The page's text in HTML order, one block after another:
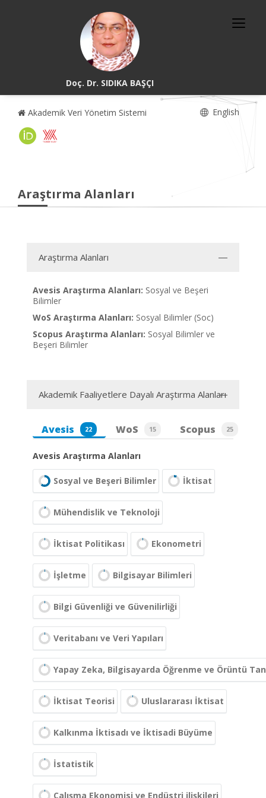
Doç. Dr. SIDIKA BAŞÇI
Akademik Veri Yönetim Sistemi English
Araştırma Alanları
Araştırma Alanları
Avesis Araştırma Alanları: Sosyal ve Beşeri
Bilimler
WoS Araştırma Alanları: Sosyal Bilimler (Soc)
Scopus Araştırma Alanları: Sosyal Bilimler ve
Beşeri Bilimler
Akademik Faaliyetlere Dayalı Araştırma Alanları
Avesis 22 WoS 15 Scopus 25
Avesis Araştırma Alanları
Sosyal ve Beşeri Bilimler İktisat
Mühendislik ve Teknoloji
İktisat Politikası Ekonometri
İşletme Bilgisayar Bilimleri
Bilgi Güvenliği ve Güvenilirliği
Veritabanı ve Veri Yapıları
Yapay Zeka, Bilgisayarda Öğrenme ve Örüntü
İktisat Teorisi Uluslararası İktisat
Kalkınma İktisadı ve İktisadi Büyüme
İstatistik
Çalışma Ekonomisi ve Endüstri ilişkileri